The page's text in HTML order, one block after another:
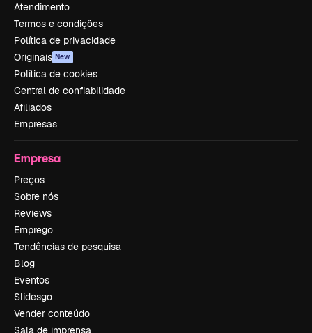
Atendimento
Termos e condições
Política de privacidade
Originais New
Política de cookies
Central de confiabilidade
Afiliados
Empresas
Empresa
Preços
Sobre nós
Reviews
Emprego
Tendências de pesquisa
Blog
Eventos
Slidesgo
Vender conteúdo
Sala de imprensa